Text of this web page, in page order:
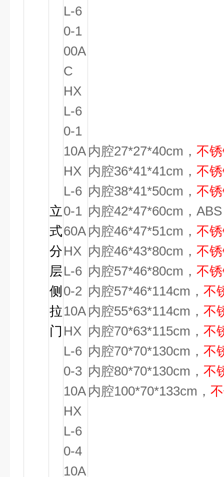
立
式
分
层
侧
拉
门
L-6
0-1
00A
C
HX
L-6
0-1
10A
HX
L-6
0-1
60A
HX
L-6
0-2
10A
HX
L-6
0-3
10A
HX
L-6
0-4
10A
内腔27*27*40cm，不
内腔36*41*41cm，不
内腔38*41*50cm，不
内腔42*47*60cm，
内腔46*47*51cm，不
内腔46*43*80cm，不
内腔57*46*80cm，不
内腔57*46*114cm，不
内腔55*63*114cm，不
内腔70*63*115cm，不
内腔70*70*130cm，不
内腔80*70*130cm，不
内腔100*70*133cm，